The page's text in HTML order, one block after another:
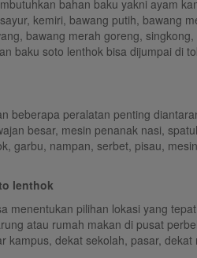
bahan baku yakni ayam
kemiri, bawang putih, bawang
bawang merah goreng,
baku soto lenthok bisa dijumpai di
beberapa peralatan penting
besar, mesin penanak nasi,
garbu, nampan, serbet, pisau,
lenthok
menentukan pilihan lokasi yang
atau rumah makan di pusat
kampus, dekat sekolah, pasar, dekat